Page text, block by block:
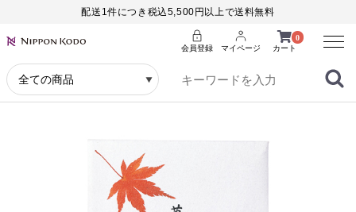
配送1件につき税込5,500円以上で送料無料
0
カート
会員登録 マイページ
Menu